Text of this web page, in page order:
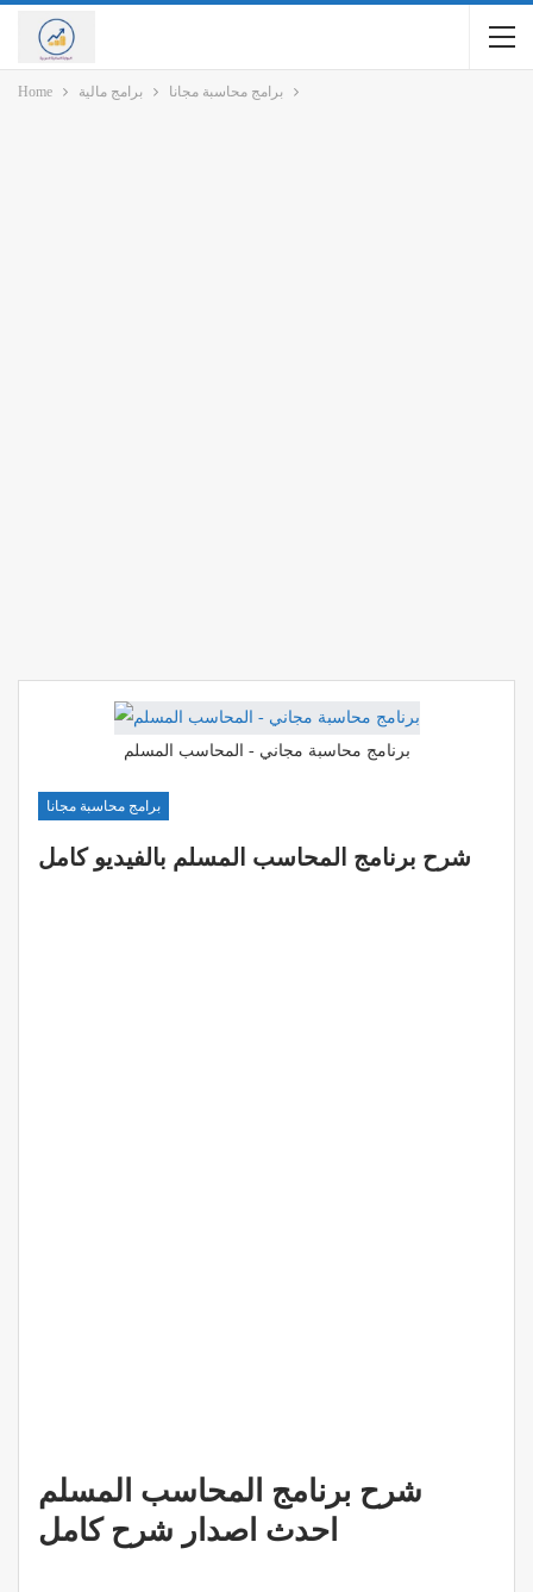
Home برامج مالية برامج محاسبة مجانا
برنامج محاسبة مجاني - المحاسب المسلم
برامج محاسبة مجانا
شرح برنامج المحاسب المسلم بالفيديو كامل
شرح برنامج المحاسب المسلم
احدث اصدار شرح كامل